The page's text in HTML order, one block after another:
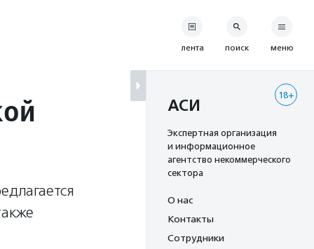
лента поиск меню
18+
АСИ
Экспертная организация
и информационное
агентство некоммерческого
сектора
О нас
Контакты
Сотрудники